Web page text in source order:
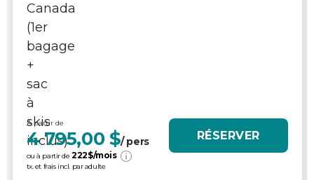
À partir de
4 795,00 $/ pers
ou à partir de222$/mois
tx. et frais incl. par adulte
RÉSERVER